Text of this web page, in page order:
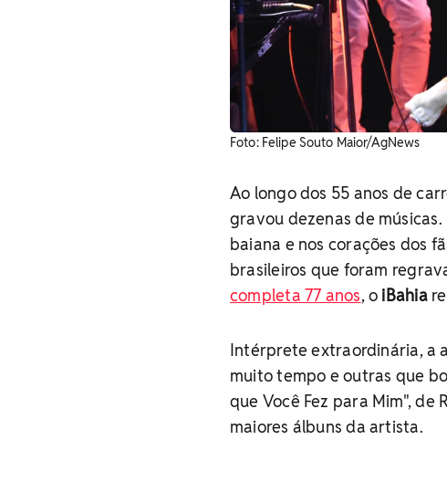
Foto: Felipe Souto Maior/AgNews
Ao longo dos 55 anos de
gravou dezenas de
baiana e nos corações dos
brasileiros que foram
completa 77 anos, o iBahia
Intérprete extraordinária, a
muito tempo e outras que
que Você Fez para Mim", de
maiores álbuns da artista.